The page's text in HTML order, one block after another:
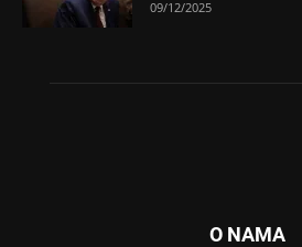
09/12/2025
O NAMA